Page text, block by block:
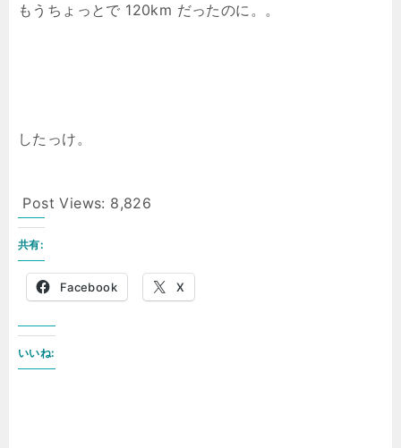
もうちょっとで 120km だったのに。。
したっけ。
Post Views: 8,826
共有:
Facebook X
いいね: